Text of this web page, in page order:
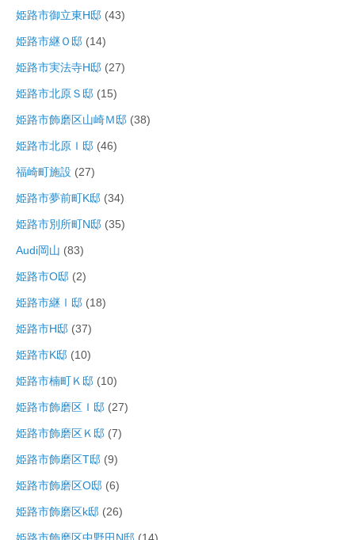
姫路市御立東H邸 (43)
姫路市継Ｏ邸 (14)
姫路市実法寺H邸 (27)
姫路市北原Ｓ邸 (15)
姫路市飾磨区山崎Ｍ邸 (38)
姫路市北原Ｉ邸 (46)
福崎町施設 (27)
姫路市夢前町K邸 (34)
姫路市別所町N邸 (35)
Audi岡山 (83)
姫路市O邸 (2)
姫路市継Ⅰ邸 (18)
姫路市H邸 (37)
姫路市K邸 (10)
姫路市楠町Ｋ邸 (10)
姫路市飾磨区Ｉ邸 (27)
姫路市飾磨区Ｋ邸 (7)
姫路市飾磨区T邸 (9)
姫路市飾磨区O邸 (6)
姫路市飾磨区k邸 (26)